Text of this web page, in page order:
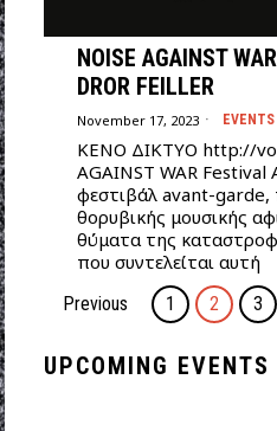
NOISE AGAINST
DROR FEILLER
November 17, 2023 EVENTS
ΚΕΝΟ ΔΙΚΤΥΟ http://
AGAINST WAR Festival
φεστιβάλ avant-garde,
θορυβικής μουσικής
θύματα της
που συντελείται αυτή
Previous 1 2 3
UPCOMING EVENTS